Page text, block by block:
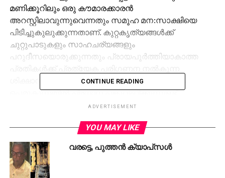
മണിക്കൂറിലും ഒരു കൗമാരക്കാരന്‍
അറസ്റ്റിലാവുന്നുവെന്നതും സമൂഹ മന:സാക്ഷിയെ
പിടിച്ചുകുലുക്കുന്നതാണ്. കുറ്റകൃത്യങ്ങള്‍ക്ക്
ചുറ്റുപാടുകളും സാഹചര്യങ്ങളും
പറുദീസയൊരുക്കുന്നതും പ്രായപൂര്‍ത്തിയാകാത്ത
ശിക്ഷാനിയമങ്ങളും കുട്ടിക്കുറ്റവാളികളുടെ എണ്ണം
പെരുകുന്നതില്‍ പ്രധാന പങ്കുവഹിക്കുന്നുണ്ട്.
രാജ്യത്തിന്റെ നല്ല നാളേക്കു വേണ്ടി
കാര്യത്തില്‍ കണ്ണും കാതും കൂര്‍പ്പിച്ച് കാവലിരിക്കേണ്ട
കാലം അതിക്രമിച്ചിട്ടുണ്ടെന്ന് കേന്ദ്ര ആഭ്യന്തര
മ്ര്രന്താലയത്തിന്റെ റിപ്പോര്‍ട്ട് നല്‍കുന്ന പാഠമാണ്.
2014 ജനുവരി ഒന്നു മുതല്‍ ഡിസംബര്‍ 31 വരെ
CONTINUE READING
ADVERTISEMENT
YOU MAY LIKE
വരട്ടെ, പുത്തന്‍ ക്യാപ്‌സള്‍